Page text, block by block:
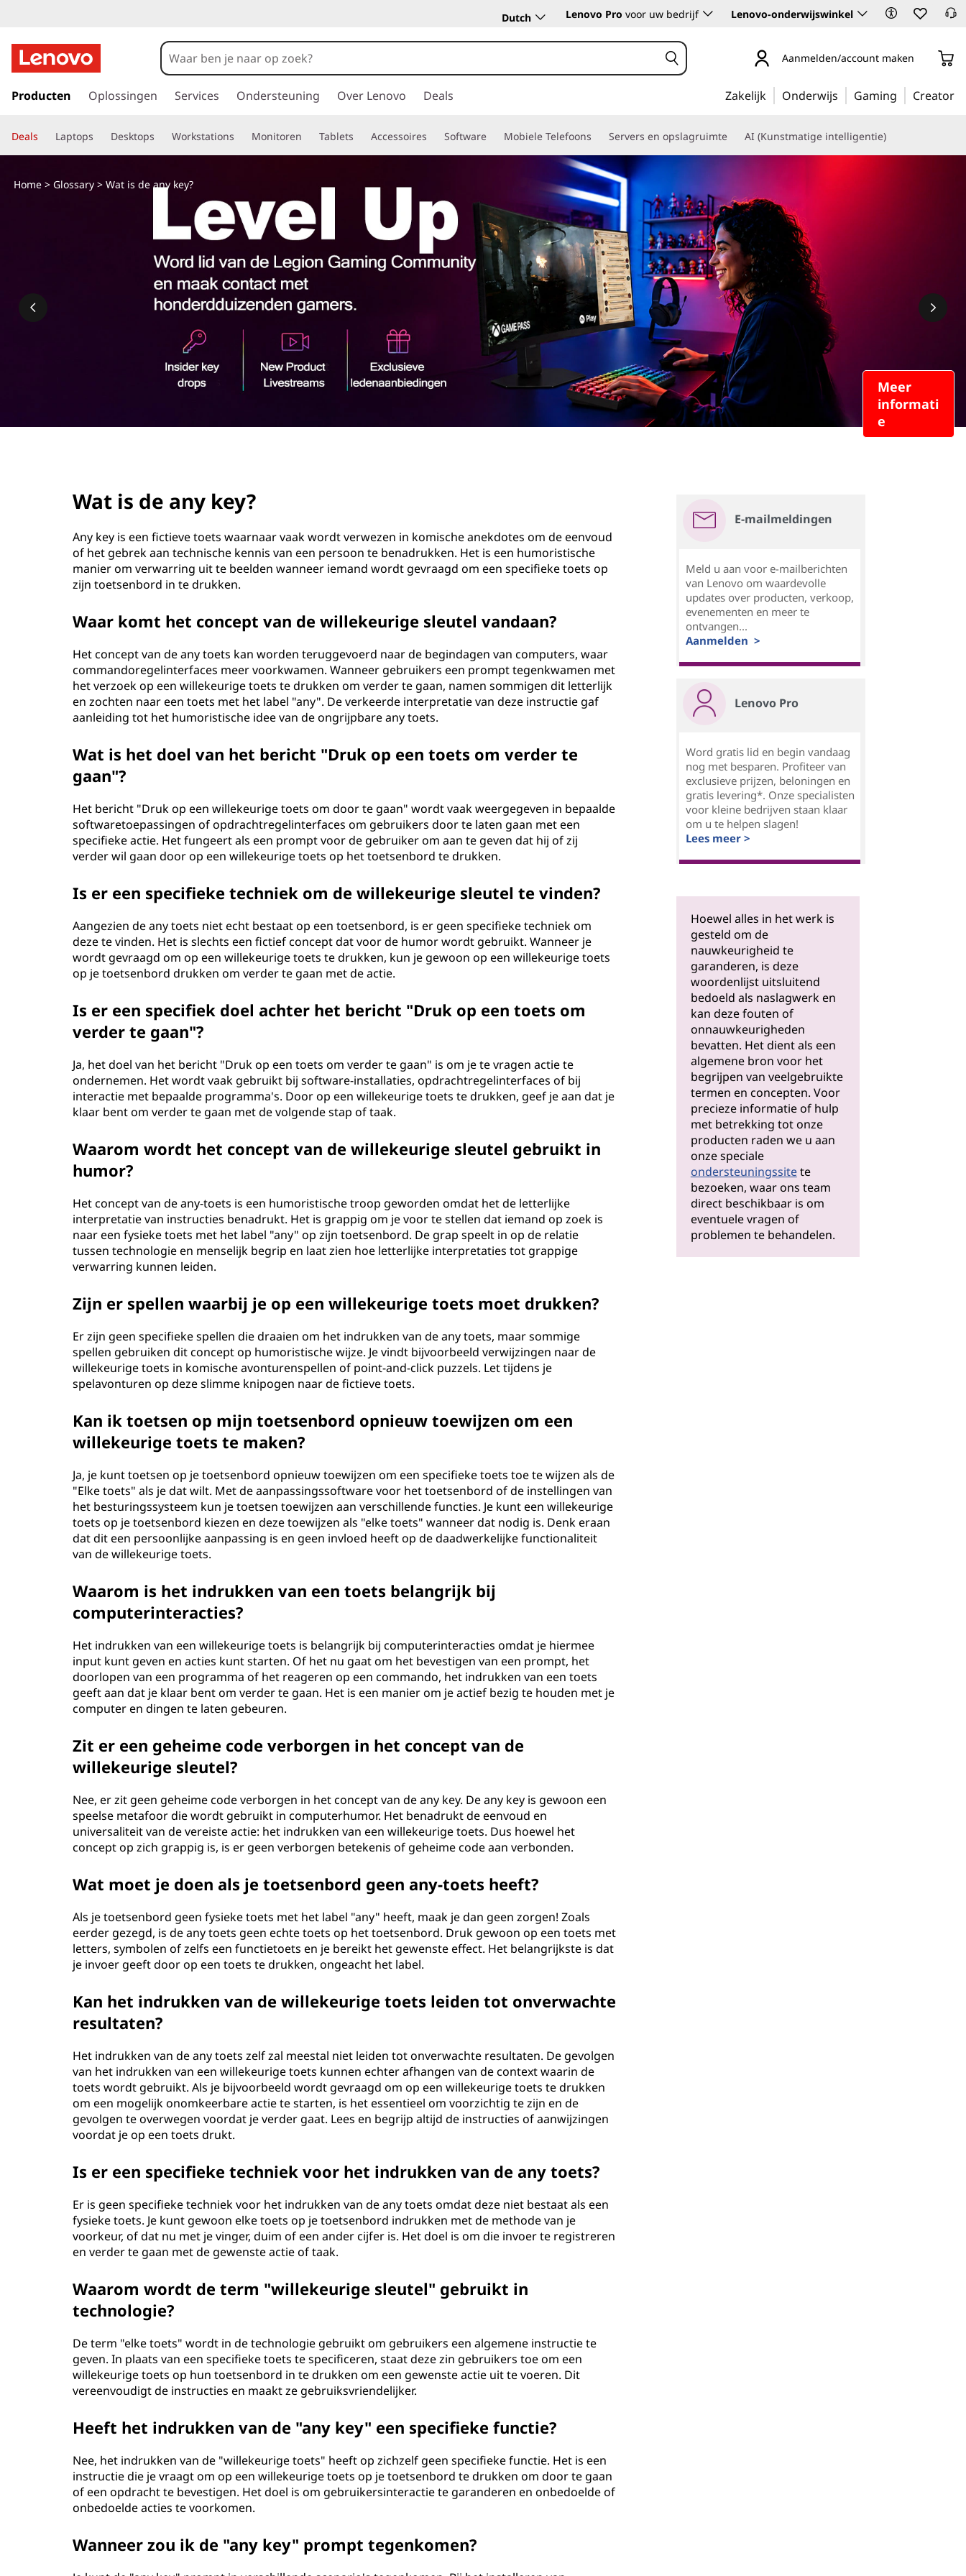
a
Dutch Lenovo Pro voor uw bedrijf Lenovo-onderwijswinkel
a
a
r
e
Aanmelden/account maken
Producten Oplossingen Services Ondersteuning Over Lenovo Deals Zakelijk Onderwijs Gaming Creator
Deals Laptops Desktops Workstations Monitoren Tablets Accessoires Software Mobiele Telefoons Servers en opslagruimte AI (Kunstmatige intelligentie)
Meer
informati
e
Home> Glossary> Wat is de any key?
Wat is de any key?
Any key is een fictieve toets waarnaar vaak wordt verwezen in komische anekdotes om de eenvoud
of het gebrek aan technische kennis van een persoon te benadrukken. Het is een humoristische
manier om verwarring uit te beelden wanneer iemand wordt gevraagd om een specifieke toets op
zijn toetsenbord in te drukken.
Waar komt het concept van de willekeurige sleutel vandaan?
Het concept van de any toets kan worden teruggevoerd naar de begindagen van computers, waar
commandoregelinterfaces meer voorkwamen. Wanneer gebruikers een prompt tegenkwamen met
het verzoek op een willekeurige toets te drukken om verder te gaan, namen sommigen dit letterlijk
en zochten naar een toets met het label "any". De verkeerde interpretatie van deze instructie gaf
aanleiding tot het humoristische idee van de ongrijpbare any toets.
Wat is het doel van het bericht "Druk op een toets om verder te
gaan"?
Het bericht "Druk op een willekeurige toets om door te gaan" wordt vaak weergegeven in bepaalde
softwaretoepassingen of opdrachtregelinterfaces om gebruikers door te laten gaan met een
specifieke actie. Het fungeert als een prompt voor de gebruiker om aan te geven dat hij of zij
verder wil gaan door op een willekeurige toets op het toetsenbord te drukken.
Is er een specifieke techniek om de willekeurige sleutel te vinden?
Aangezien de any toets niet echt bestaat op een toetsenbord, is er geen specifieke techniek om
deze te vinden. Het is slechts een fictief concept dat voor de humor wordt gebruikt. Wanneer je
wordt gevraagd om op een willekeurige toets te drukken, kun je gewoon op een willekeurige toets
op je toetsenbord drukken om verder te gaan met de actie.
Is er een specifiek doel achter het bericht "Druk op een toets om
verder te gaan"?
Ja, het doel van het bericht "Druk op een toets om verder te gaan" is om je te vragen actie te
ondernemen. Het wordt vaak gebruikt bij software-installaties, opdrachtregelinterfaces of bij
interactie met bepaalde programma's. Door op een willekeurige toets te drukken, geef je aan dat je
klaar bent om verder te gaan met de volgende stap of taak.
Waarom wordt het concept van de willekeurige sleutel gebruikt in
humor?
Het concept van de any-toets is een humoristische troop geworden omdat het de letterlijke
interpretatie van instructies benadrukt. Het is grappig om je voor te stellen dat iemand op zoek is
naar een fysieke toets met het label "any" op zijn toetsenbord. De grap speelt in op de relatie
tussen technologie en menselijk begrip en laat zien hoe letterlijke interpretaties tot grappige
verwarring kunnen leiden.
Zijn er spellen waarbij je op een willekeurige toets moet drukken?
Er zijn geen specifieke spellen die draaien om het indrukken van de any toets, maar sommige
spellen gebruiken dit concept op humoristische wijze. Je vindt bijvoorbeeld verwijzingen naar de
willekeurige toets in komische avonturenspellen of point-and-click puzzels. Let tijdens je
spelavonturen op deze slimme knipogen naar de fictieve toets.
Kan ik toetsen op mijn toetsenbord opnieuw toewijzen om een
willekeurige toets te maken?
Ja, je kunt toetsen op je toetsenbord opnieuw toewijzen om een specifieke toets toe te wijzen als de
"Elke toets" als je dat wilt. Met de aanpassingssoftware voor het toetsenbord of de instellingen van
het besturingssysteem kun je toetsen toewijzen aan verschillende functies. Je kunt een willekeurige
toets op je toetsenbord kiezen en deze toewijzen als "elke toets" wanneer dat nodig is. Denk eraan
dat dit een persoonlijke aanpassing is en geen invloed heeft op de daadwerkelijke functionaliteit
van de willekeurige toets.
Waarom is het indrukken van een toets belangrijk bij
computerinteracties?
Het indrukken van een willekeurige toets is belangrijk bij computerinteracties omdat je hiermee
input kunt geven en acties kunt starten. Of het nu gaat om het bevestigen van een prompt, het
doorlopen van een programma of het reageren op een commando, het indrukken van een toets
geeft aan dat je klaar bent om verder te gaan. Het is een manier om je actief bezig te houden met je
computer en dingen te laten gebeuren.
Zit er een geheime code verborgen in het concept van de
willekeurige sleutel?
Nee, er zit geen geheime code verborgen in het concept van de any key. De any key is gewoon een
speelse metafoor die wordt gebruikt in computerhumor. Het benadrukt de eenvoud en
universaliteit van de vereiste actie: het indrukken van een willekeurige toets. Dus hoewel het
concept op zich grappig is, is er geen verborgen betekenis of geheime code aan verbonden.
Wat moet je doen als je toetsenbord geen any-toets heeft?
Als je toetsenbord geen fysieke toets met het label "any" heeft, maak je dan geen zorgen! Zoals
eerder gezegd, is de any toets geen echte toets op het toetsenbord. Druk gewoon op een toets met
letters, symbolen of zelfs een functietoets en je bereikt het gewenste effect. Het belangrijkste is dat
je invoer geeft door op een toets te drukken, ongeacht het label.
Kan het indrukken van de willekeurige toets leiden tot onverwachte
resultaten?
Het indrukken van de any toets zelf zal meestal niet leiden tot onverwachte resultaten. De gevolgen
van het indrukken van een willekeurige toets kunnen echter afhangen van de context waarin de
toets wordt gebruikt. Als je bijvoorbeeld wordt gevraagd om op een willekeurige toets te drukken
om een mogelijk onomkeerbare actie te starten, is het essentieel om voorzichtig te zijn en de
gevolgen te overwegen voordat je verder gaat. Lees en begrijp altijd de instructies of aanwijzingen
voordat je op een toets drukt.
Is er een specifieke techniek voor het indrukken van de any toets?
Er is geen specifieke techniek voor het indrukken van de any toets omdat deze niet bestaat als een
fysieke toets. Je kunt gewoon elke toets op je toetsenbord indrukken met de methode van je
voorkeur, of dat nu met je vinger, duim of een ander cijfer is. Het doel is om die invoer te registreren
en verder te gaan met de gewenste actie of taak.
Waarom wordt de term "willekeurige sleutel" gebruikt in
technologie?
De term "elke toets" wordt in de technologie gebruikt om gebruikers een algemene instructie te
geven. In plaats van een specifieke toets te specificeren, staat deze zin gebruikers toe om een
willekeurige toets op hun toetsenbord in te drukken om een gewenste actie uit te voeren. Dit
vereenvoudigt de instructies en maakt ze gebruiksvriendelijker.
Heeft het indrukken van de "any key" een specifieke functie?
Nee, het indrukken van de "willekeurige toets" heeft op zichzelf geen specifieke functie. Het is een
instructie die je vraagt om op een willekeurige toets op je toetsenbord te drukken om door te gaan
of een opdracht te bevestigen. Het doel is om gebruikersinteractie te garanderen en onbedoelde of
onbedoelde acties te voorkomen.
Wanneer zou ik de "any key" prompt tegenkomen?
E-mailmeldingen
Meld u aan voor e-mailberichten
van Lenovo om waardevolle
updates over producten, verkoop,
evenementen en meer te
ontvangen...
Aanmelden >
Lenovo Pro
Word gratis lid en begin vandaag
nog met besparen. Profiteer van
exclusieve prijzen, beloningen en
gratis levering*. Onze specialisten
voor kleine bedrijven staan klaar
om u te helpen slagen!
Lees meer >
Hoewel alles in het werk is
gesteld om de
nauwkeurigheid te
garanderen, is deze
woordenlijst uitsluitend
bedoeld als naslagwerk en
kan deze fouten of
onnauwkeurigheden
bevatten. Het dient als een
algemene bron voor het
begrijpen van veelgebruikte
termen en concepten. Voor
precieze informatie of hulp
met betrekking tot onze
producten raden we u aan
onze speciale
ondersteuningssitete
bezoeken, waar ons team
direct beschikbaar is om
eventuele vragen of
problemen te behandelen.